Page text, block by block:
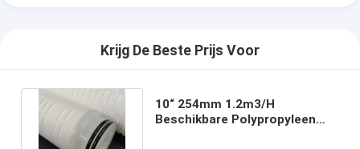
Krijg De Beste Prijs Voor
10“ 254mm 1.2m3/H
Beschikbare Polypropyleen